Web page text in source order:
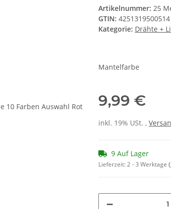
Artikelnummer: 25
GTIN: 4251319500514
Kategorie: Drähte +
Mantelfarbe
9,99 €
inkl. 19% USt. ,
9 Auf Lager
Lieferzeit:2 - 3 Werktage